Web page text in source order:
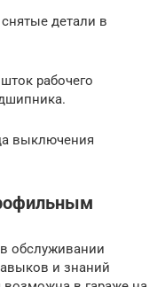
детали в
рабочего
выключения
обслуживании
и знаний